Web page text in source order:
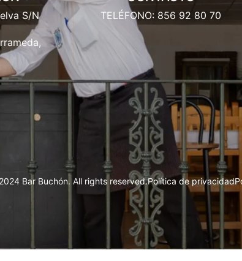
S/N TELÉFONO: 856 92 80 70
Bar Buchón. All rights reserved.Política de privacidad